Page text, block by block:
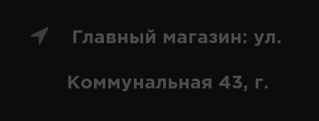
Главный магазин: ул.
Коммунальная 43, г.